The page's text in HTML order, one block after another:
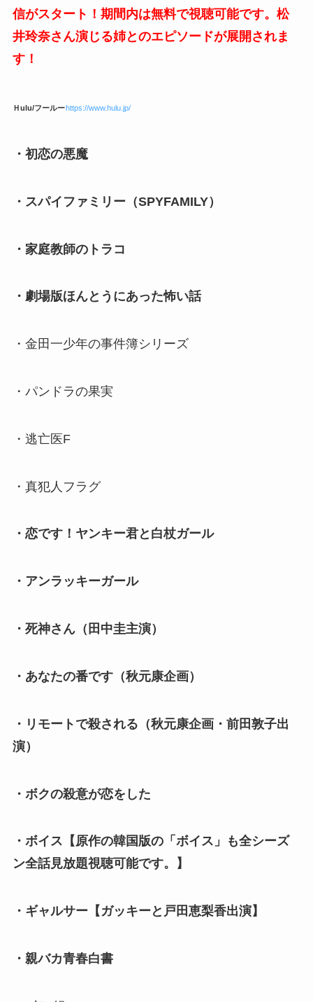
信がスタート！期間内は無料で視聴可能です。松
井玲奈さん演じる姉とのエピソードが展開されま
す！
Ｈulu/フールーhttps://www.hulu.jp/
・初恋の悪魔
・スパイファミリー（SPYFAMILY）
・家庭教師のトラコ
・劇場版ほんとうにあった怖い話
・金田一少年の事件簿シリーズ
・パンドラの果実
・逃亡医F
・真犯人フラグ
・恋です！ヤンキー君と白杖ガール
・アンラッキーガール
・死神さん（田中圭主演）
・あなたの番です（秋元康企画）
・リモートで殺される（秋元康企画・前田敦子出
演）
・ボクの殺意が恋をした
・ボイス【原作の韓国版の「ボイス」も全シーズ
ン全話見放題視聴可能です。】
・ギャルサー【ガッキーと戸田恵梨香出演】
・親バカ青春白書